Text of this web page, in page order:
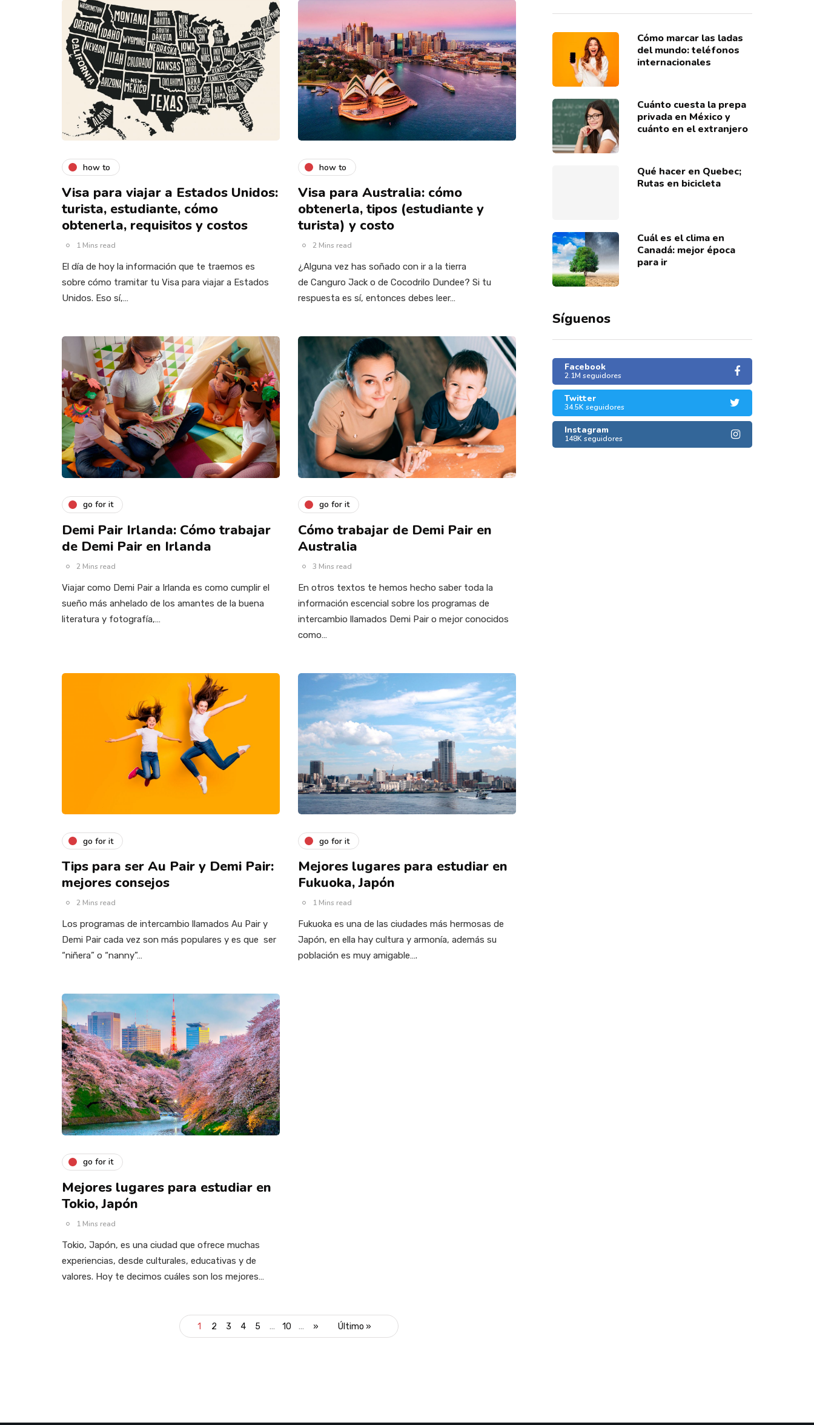
how to
Visa para viajar a Estados Unidos:
turista, estudiante, cómo
obtenerla, requisitos y costos
1 Mins read
El día de hoy la información que te traemos es
sobre cómo tramitar tu Visa para viajar a Estados
Unidos. Eso sí,…
how to
Visa para Australia: cómo
obtenerla, tipos (estudiante y
turista) y costo
2 Mins read
¿Alguna vez has soñado con ir a la tierra
de Canguro Jack o de Cocodrilo Dundee? Si tu
respuesta es sí, entonces debes leer…
go for it
Demi Pair Irlanda: Cómo trabajar
de Demi Pair en Irlanda
2 Mins read
Viajar como Demi Pair a Irlanda es como cumplir el
sueño más anhelado de los amantes de la buena
literatura y fotografía,…
go for it
Cómo trabajar de Demi Pair en
Australia
3 Mins read
En otros textos te hemos hecho saber toda la
información escencial sobre los programas de
intercambio llamados Demi Pair o mejor conocidos
como…
go for it
Tips para ser Au Pair y Demi Pair:
mejores consejos
2 Mins read
Los programas de intercambio llamados Au Pair y
Demi Pair cada vez son más populares y es que ser
“niñera” o “nanny”…
go for it
Mejores lugares para estudiar en
Fukuoka, Japón
1 Mins read
Fukuoka es una de las ciudades más hermosas de
Japón, en ella hay cultura y armonía, además su
población es muy amigable….
go for it
Mejores lugares para estudiar en
Tokio, Japón
1 Mins read
Tokio, Japón, es una ciudad que ofrece muchas
experiencias, desde culturales, educativas y de
valores. Hoy te decimos cuáles son los mejores…
1 2 3 4 5 ... 10 ... » Último »
Cómo marcar las ladas
del mundo: teléfonos
internacionales
Cuánto cuesta la prepa
privada en México y
cuánto en el extranjero
Qué hacer en Quebec;
Rutas en bicicleta
Cuál es el clima en
Canadá: mejor época
para ir
Síguenos
Facebook
2.1M seguidores
Twitter
34.5K seguidores
Instagram
148K seguidores